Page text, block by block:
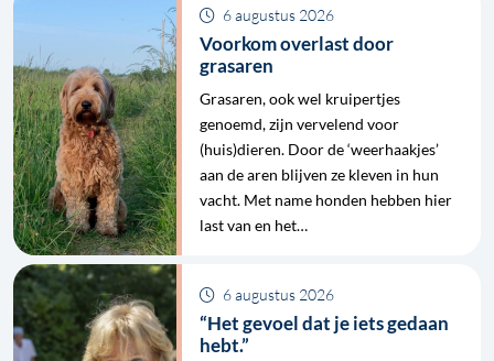
Voorkom overlast door
grasaren
6 augustus 2026
Grasaren, ook wel kruipertjes
genoemd, zijn vervelend voor
(huis)dieren. Door de ‘weerhaakjes’
aan de aren blijven ze kleven in hun
vacht. Met name honden hebben hier
last van en het…
“Het gevoel dat je iets gedaan
hebt.”
6 augustus 2026